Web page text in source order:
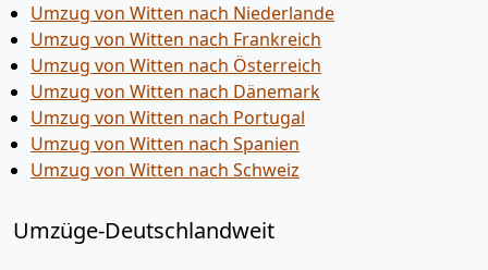
Umzug von Witten nach Niederlande
Umzug von Witten nach Frankreich
Umzug von Witten nach Österreich
Umzug von Witten nach Dänemark
Umzug von Witten nach Portugal
Umzug von Witten nach Spanien
Umzug von Witten nach Schweiz
Umzüge-Deutschlandweit